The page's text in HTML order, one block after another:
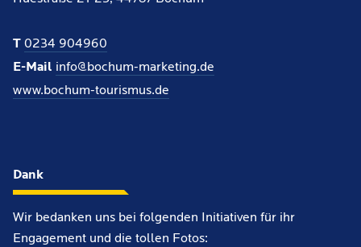
T 0234 904960
E-Mail info@bochum-marketing.de
www.bochum-tourismus.de
Dank
Wir bedanken uns bei folgenden Initiativen für ihr
Engagement und die tollen Fotos: